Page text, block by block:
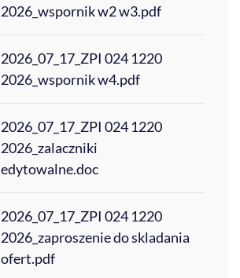
2026_wspornik w2 w3.pdf
2026_07_17_ZPI 024 1220
2026_wspornik w4.pdf
2026_07_17_ZPI 024 1220
2026_zalaczniki
edytowalne.doc
2026_07_17_ZPI 024 1220
2026_zaproszenie do skladania
ofert.pdf